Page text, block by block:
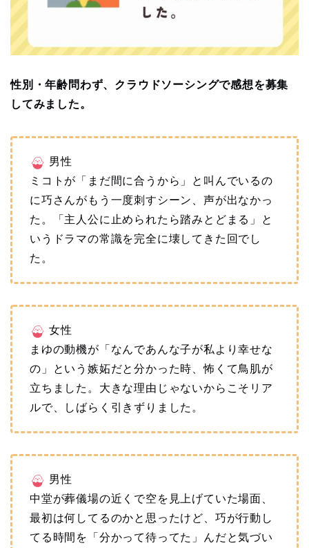
性別・年齢問わず、クラウドソーシングで感想を募集
してみました。
男性
ミコトが「まだ間に合うから」と叫んでいるの
に巧さんがもう一度刺すシーン、声が出なかっ
た。「主人公に止められたら踏みとどまる」と
いうドラマの常識を完全に壊してきた回でし
た。
女性
まゆの動機が「なんであんな子が私より幸せな
の」という嫉妬だと分かった時、怖くて鳥肌が
立ちました。大きな理由じゃないからこそリア
ルで、しばらく引きずりました。
男性
中堂が葬儀場の近くで空を見上げていた場面、
最初は何してるのかと思ったけど、巧が行動し
てる時間を「分かって待ってた」んだと気づい